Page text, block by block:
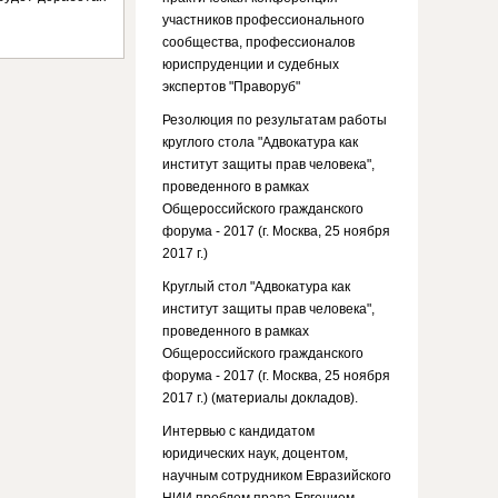
участников профессионального
сообщества, профессионалов
юриспруденции и судебных
экспертов "Праворуб"
Резолюция по результатам работы
круглого стола "Адвокатура как
институт защиты прав человека",
проведенного в рамках
Общероссийского гражданского
форума - 2017 (г. Москва, 25 ноября
2017 г.)
Круглый стол "Адвокатура как
институт защиты прав человека",
проведенного в рамках
Общероссийского гражданского
форума - 2017 (г. Москва, 25 ноября
2017 г.) (материалы докладов).
Интервью с кандидатом
юридических наук, доцентом,
научным сотрудником Евразийского